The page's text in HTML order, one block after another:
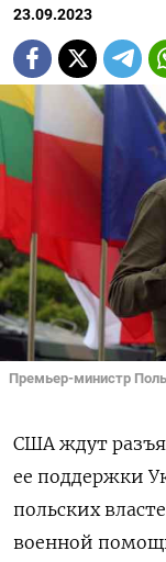
23.09.2023
Премьер-министр
США ждут
ее поддержки
польских
военной